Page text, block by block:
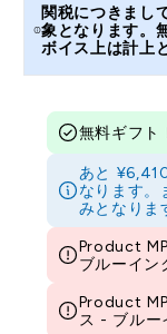
関税につきまし
象となります。
ボイス上は計上
無料ギフト
あと
なります。
みとなりま
Product
ブルーイ
Product
ス - ブル